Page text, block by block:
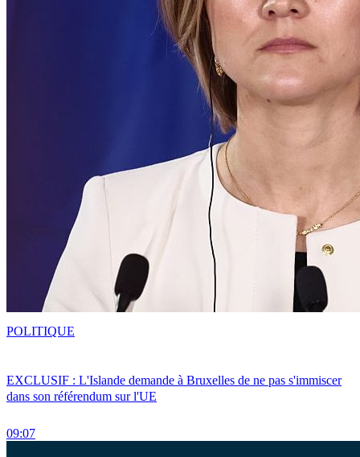
EXCLUSIF : L'Islande demande à Bruxelles de ne pas s'immiscer
dans son référendum sur l'UE
09:07
POLITIQUE